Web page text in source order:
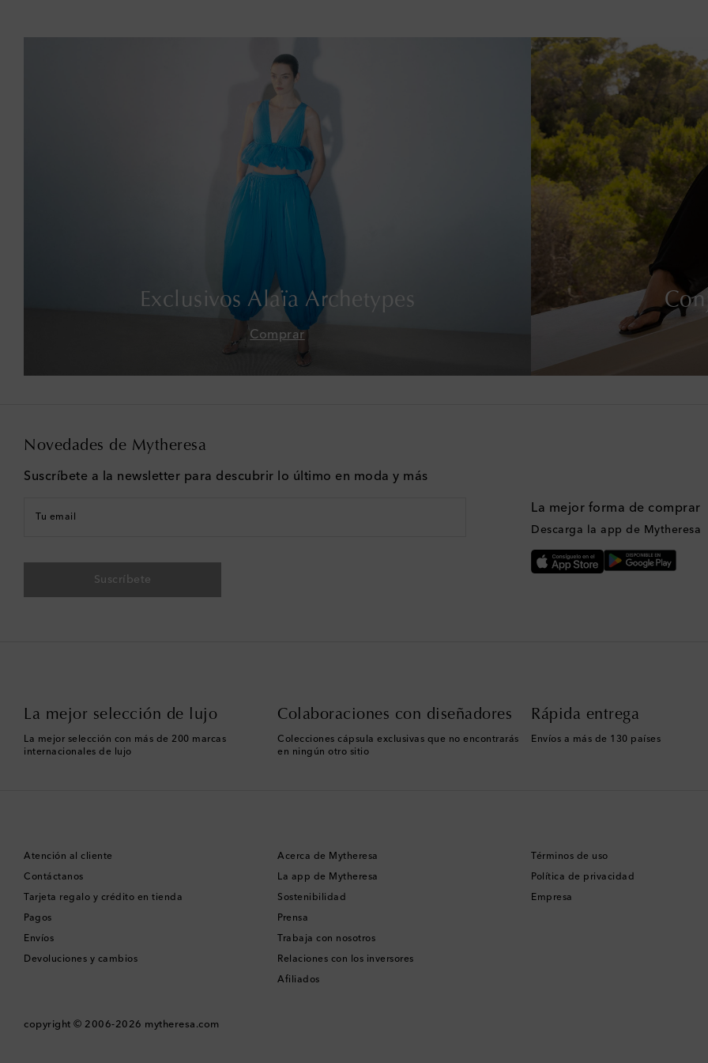
Exclusivos Alaïa Archetypes
Comprar
Novedades de Mytheresa
Suscríbete a la newsletter para descubrir lo último en moda y más
Tu email
Suscríbete
La mejor forma de comprar
Descarga la app de Mytheresa
La mejor selección de lujo
La mejor selección con más de 200 marcas
internacionales de lujo
Colaboraciones con diseñadores
Colecciones cápsula exclusivas que no encontrarás
en ningún otro sitio
Rápida entrega
Envíos a más de 130 países
Atención al cliente
Contáctanos
Tarjeta regalo y crédito en tienda
Pagos
Envíos
Devoluciones y cambios
Acerca de Mytheresa
La app de Mytheresa
Sostenibilidad
Prensa
Trabaja con nosotros
Relaciones con los inversores
Afiliados
Términos de uso
Política de privacidad
Empresa
copyright © 2006-2026 mytheresa.com